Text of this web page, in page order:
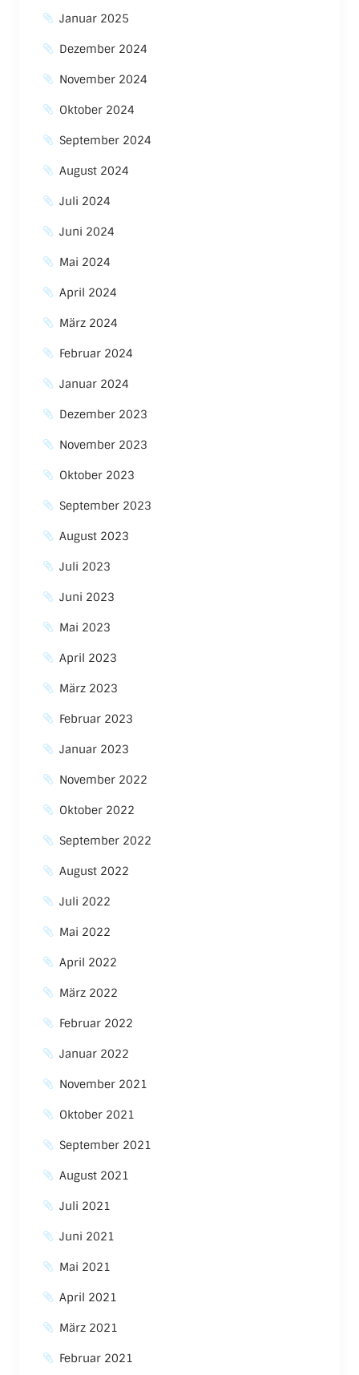
Januar 2025
Dezember 2024
November 2024
Oktober 2024
September 2024
August 2024
Juli 2024
Juni 2024
Mai 2024
April 2024
März 2024
Februar 2024
Januar 2024
Dezember 2023
November 2023
Oktober 2023
September 2023
August 2023
Juli 2023
Juni 2023
Mai 2023
April 2023
März 2023
Februar 2023
Januar 2023
November 2022
Oktober 2022
September 2022
August 2022
Juli 2022
Mai 2022
April 2022
März 2022
Februar 2022
Januar 2022
November 2021
Oktober 2021
September 2021
August 2021
Juli 2021
Juni 2021
Mai 2021
April 2021
März 2021
Februar 2021